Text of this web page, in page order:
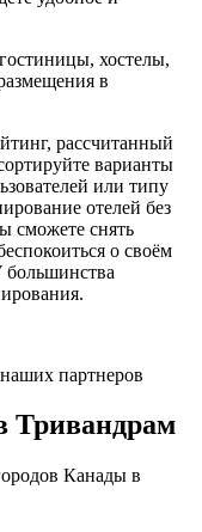
хостелы,
в
рассчитанный
варианты
или типу
отелей без
сможете снять
о своём
партнеров
Тривандрам
Канады в